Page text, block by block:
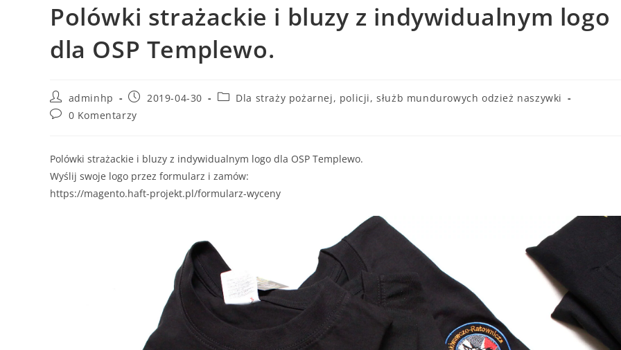
Polówki strażackie i bluzy z indywidualnym logo
dla OSP Templewo.
adminhp 2019-04-30
Dla straży pożarnej, policji, służb mundurowych odzież naszywki
0 Komentarzy
Polówki strażackie i bluzy z indywidualnym logo dla OSP Templewo.
Wyślij swoje logo przez formularz i zamów:
https://magento.haft-projekt.pl/formularz-wyceny